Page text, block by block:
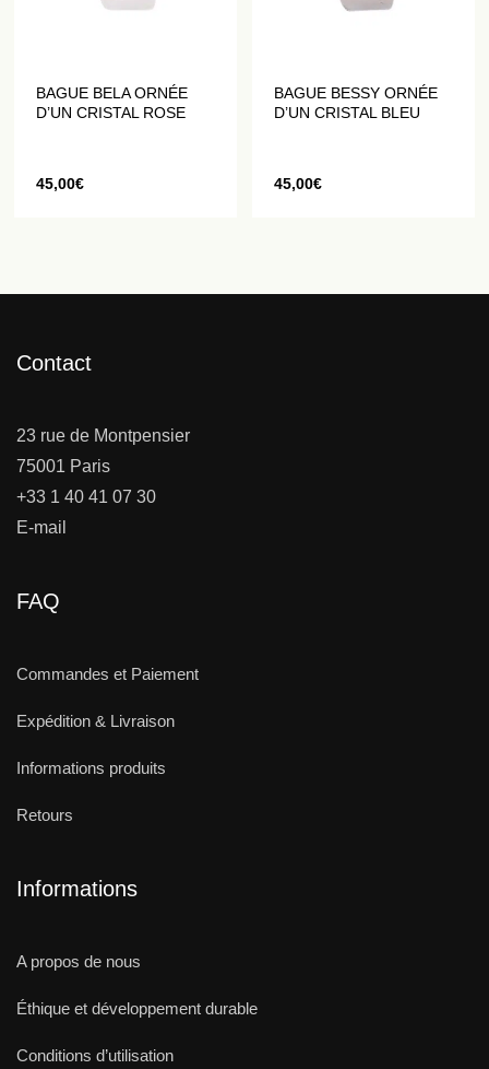
BAGUE BELA ORNÉE
D’UN CRISTAL ROSE
45,00€
BAGUE BESSY ORNÉE
D’UN CRISTAL BLEU
45,00€
Contact
23 rue de Montpensier
75001 Paris
+33 1 40 41 07 30
E-mail
FAQ
Commandes et Paiement
Expédition & Livraison
Informations produits
Retours
Informations
A propos de nous
Éthique et développement durable
Conditions d’utilisation